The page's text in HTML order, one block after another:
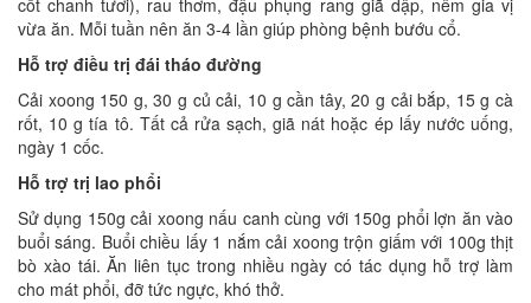
cốt chanh tươi), rau thơm, đậu phụng rang giã dập, nêm gia vị
vừa ăn. Mỗi tuần nên ăn 3-4 lần giúp phòng bệnh bướu cổ.
Hỗ trợ điều trị đái tháo đường
Cải xoong 150 g, 30 g củ cải, 10 g cần tây, 20 g cải bắp, 15 g cà
rốt, 10 g tía tô. Tất cả rửa sạch, giã nát hoặc ép lấy nước uống,
ngày 1 cốc.
Hỗ trợ trị lao phổi
Sử dụng 150g cải xoong nấu canh cùng với 150g phổi lợn ăn vào
buổi sáng. Buổi chiều lấy 1 nắm cải xoong trộn giấm với 100g thịt
bò xào tái. Ăn liên tục trong nhiều ngày có tác dụng hỗ trợ làm
cho mát phổi, đỡ tức ngực, khó thở.